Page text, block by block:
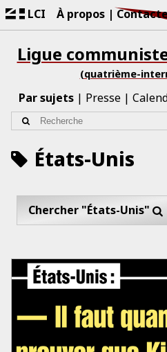
LCI À propos
Ligue
(quatrième-
Par sujets Presse
États-Unis
Chercher "États-Unis"